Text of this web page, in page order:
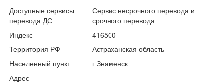
Доступные сервисы
перевода ДС
Сервис несрочного перевода и
срочного перевода
Индекс
416500
Территория РФ
Астраханская область
Населенный пункт
г Знаменск
Адрес